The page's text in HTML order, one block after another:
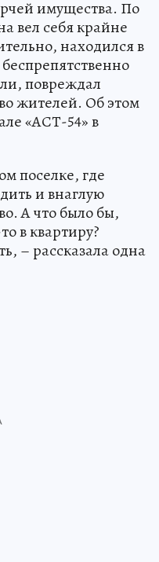
имущества. По
вел себя крайне
находился в
повреждал
жителей. Об этом
«АСТ-54» в
поселке, где
и внаглую
А что было бы,
в квартиру?
– рассказала одна